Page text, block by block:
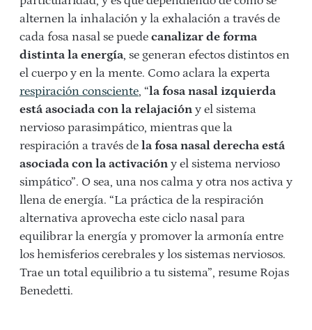
alternen la inhalación y la exhalación a través de
cada fosa nasal se puede canalizar de forma
distinta la energía, se generan efectos distintos en
el cuerpo y en la mente. Como aclara la experta
respiración consciente, “la fosa nasal izquierda
está asociada con la relajación y el sistema
nervioso parasimpático, mientras que la
respiración a través de la fosa nasal derecha está
asociada con la activación y el sistema nervioso
simpático”. O sea, una nos calma y otra nos activa y
llena de energía. “La práctica de la respiración
alternativa aprovecha este ciclo nasal para
equilibrar la energía y promover la armonía entre
los hemisferios cerebrales y los sistemas nerviosos.
Trae un total equilibrio a tu sistema”, resume Rojas
Benedetti.